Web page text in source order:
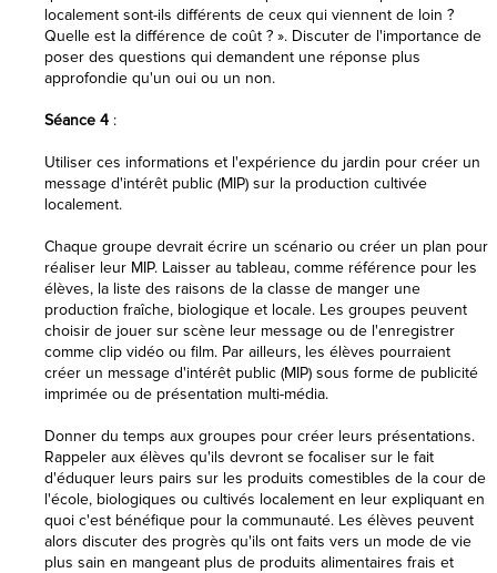
localement sont-ils différents de ceux qui viennent de loin ?
Quelle est la différence de coût ? ». Discuter de l'importance de
poser des questions qui demandent une réponse plus
approfondie qu'un oui ou un non.
Séance 4 :
Utiliser ces informations et l'expérience du jardin pour créer un
message d'intérêt public (MIP) sur la production cultivée
localement.
Chaque groupe devrait écrire un scénario ou créer un plan pour
réaliser leur MIP. Laisser au tableau, comme référence pour les
élèves, la liste des raisons de la classe de manger une
production fraîche, biologique et locale. Les groupes peuvent
choisir de jouer sur scène leur message ou de l'enregistrer
comme clip vidéo ou film. Par ailleurs, les élèves pourraient
créer un message d'intérêt public (MIP) sous forme de publicité
imprimée ou de présentation multi-média.
Donner du temps aux groupes pour créer leurs présentations.
Rappeler aux élèves qu'ils devront se focaliser sur le fait
d'éduquer leurs pairs sur les produits comestibles de la cour de
l'école, biologiques ou cultivés localement en leur expliquant en
quoi c'est bénéfique pour la communauté. Les élèves peuvent
alors discuter des progrès qu'ils ont faits vers un mode de vie
plus sain en mangeant plus de produits alimentaires frais et